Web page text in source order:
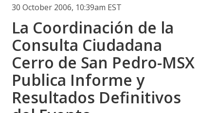
30 October 2006, 10:39am EST
La Coordinación de la
Consulta Ciudadana
Cerro de San Pedro-MSX
Publica Informe y
Resultados Definitivos